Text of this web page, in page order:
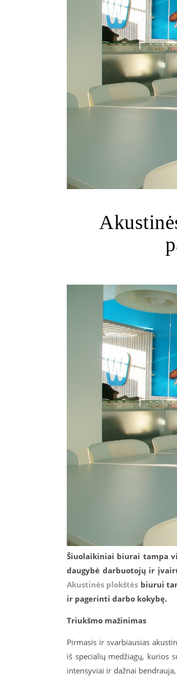
Šiuolaikiniai biurai tampa
daugybė darbuotojų ir
Akustinės plokštės biurui
ir pagerinti darbo kokybę.
Triukšmo mažinimas
Pirmasis ir svarbiausias
iš specialių medžiagų, kurios
intensyviai ir dažnai